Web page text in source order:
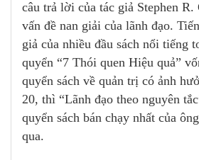
câu trả lời của tác giả Stephen
vấn đề nan giải của lãnh đạo.
giả của nhiều đầu sách nổi tiếng
quyển “7 Thói quen Hiệu quả”
quyển sách về quản trị có ảnh
20, thì “Lãnh đạo theo nguyên
quyển sách bán chạy nhất của
qua.